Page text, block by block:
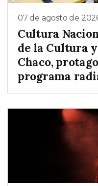
07 de agosto de
Cultura
de la Cultura
Chaco,
programa